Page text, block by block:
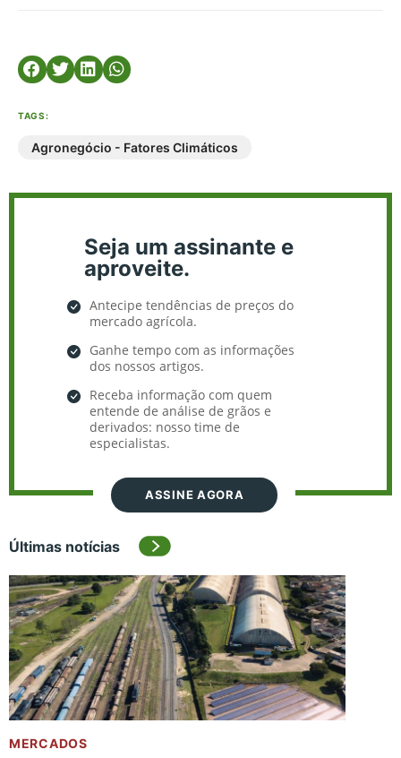
TAGS:
Agronegócio - Fatores Climáticos
Seja um assinante e
aproveite.
Antecipe tendências de preços do
mercado agrícola.
Ganhe tempo com as informações
dos nossos artigos.
Receba informação com quem
entende de análise de grãos e
derivados: nosso time de
especialistas.
ASSINE AGORA
Últimas notícias
MERCADOS